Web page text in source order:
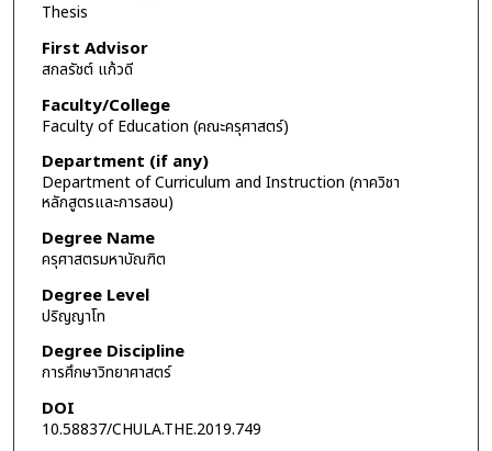
Thesis
First Advisor
สกลรัชต์ แก้วดี
Faculty/College
Faculty of Education (คณะครุศาสตร์)
Department (if any)
Department of Curriculum and Instruction (ภาควิชา
หลักสูตรและการสอน)
Degree Name
ครุศาสตรมหาบัณฑิต
Degree Level
ปริญญาโท
Degree Discipline
การศึกษาวิทยาศาสตร์
DOI
10.58837/CHULA.THE.2019.749